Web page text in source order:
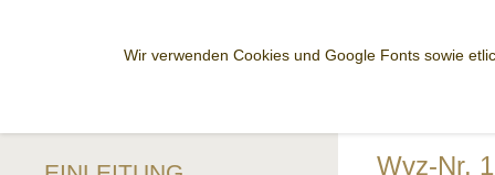
Wir verwenden Cookies und Google Fonts sowie
Wvz-Nr.